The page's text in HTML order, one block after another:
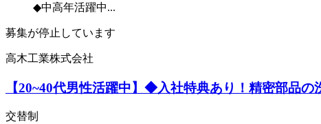
◆中高年活躍中...
募集が停止しています
高木工業株式会社
【20~40代男性活躍中】◆入社特典あり！精密部品
交替制